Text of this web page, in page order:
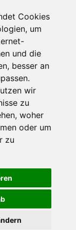
Cookies
um
und die
besser an
wir
zu
woher
oder um
zu
daran wird
Es wird
– dazu sagt
umgeht und
–
Login